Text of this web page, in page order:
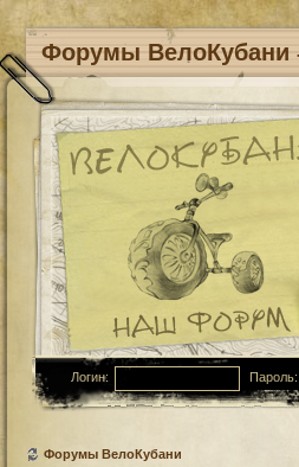
Форумы ВелоКубани
Логин: Пароль:
Форумы ВелоКубани